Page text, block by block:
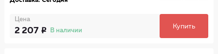
Цена
2 207 В наличии
Купить